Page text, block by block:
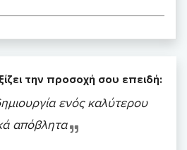
την προσοχή σου επειδή:
ενός καλύτερου
απόβλητα